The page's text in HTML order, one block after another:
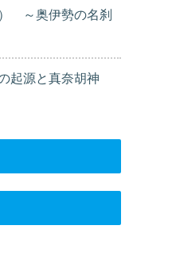
～奥伊勢の名刹
起源と真奈胡神